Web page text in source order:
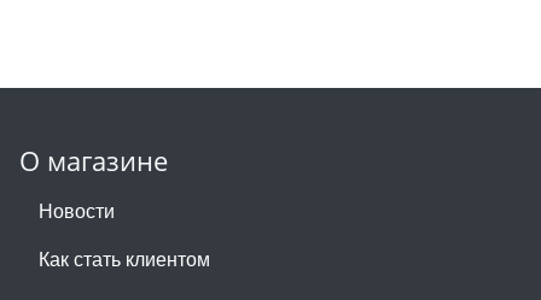
О магазине
Новости
Как стать клиентом